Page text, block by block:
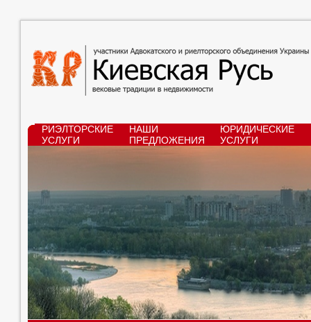
РИЭЛТОРСКИЕ
УСЛУГИ
НАШИ
ПРЕДЛОЖЕНИЯ
ЮРИДИЧЕСКИЕ
УСЛУГИ